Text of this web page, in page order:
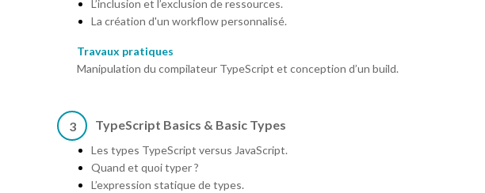
L’inclusion et l’exclusion de ressources.
La création d'un workflow personnalisé.
Travaux pratiques
Manipulation du compilateur TypeScript et conception d’un build.
3 TypeScript Basics & Basic Types
Les types TypeScript versus JavaScript.
Quand et quoi typer ?
L’expression statique de types.